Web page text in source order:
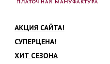
АКЦИЯ САЙТА!
СУПЕРЦЕНА!
ХИТ СЕЗОНА